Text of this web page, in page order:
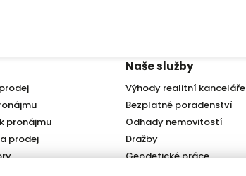
pronájmu
prodej
Naše služby
Výhody realitní kanceláře
Bezplatné poradenství
Odhady nemovitostí
Dražby
Geodetické práce